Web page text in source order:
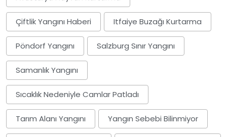
Çiftlik Yangını Haberi Itfaiye Buzağı Kurtarma
Pöndorf Yangını Salzburg Sınır Yangını
Samanlık Yangını
Sıcaklık Nedeniyle Camlar Patladı
Tarım Alanı Yangını Yangın Sebebi Bilinmiyor